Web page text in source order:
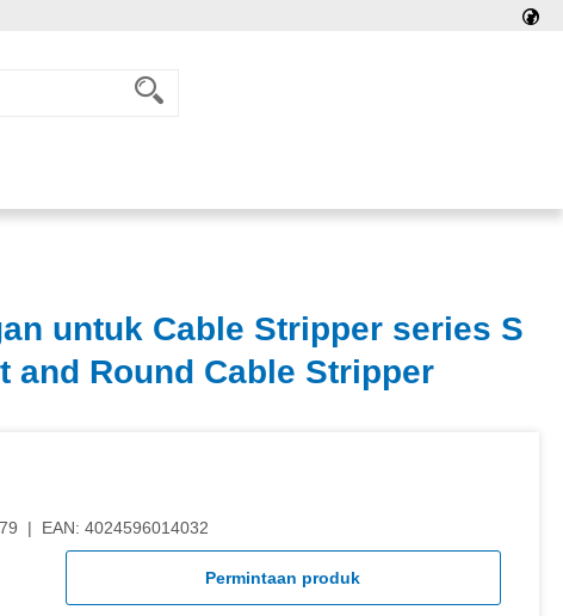
untuk Cable Stripper series S
and Round Cable Stripper
| EAN: 4024596014032
Permintaan produk